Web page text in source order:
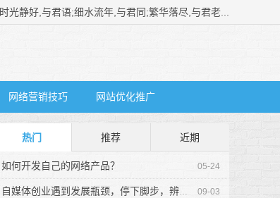
时光静好,与君语;细水流年,与君同;繁华落尽,与君老...
网络营销技巧 网站优化推广
热门 推荐 近期
05-24
如何开发自己的网络产品？
09-03
自媒体创业遇到发展瓶颈，停下脚步，辨识一下方...